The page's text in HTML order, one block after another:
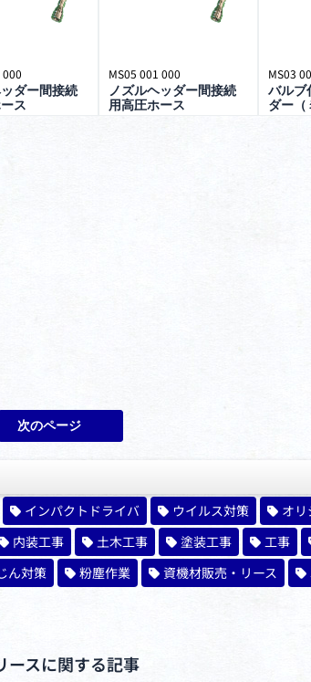
000
ダー間接続
ス
MS05 001 000
ノズルヘッダー間接続
用高圧ホース
MS03
バルブ
ダー（
次のページ
インパクトドライバ ウイルス対策
オ
内装工事 土木工事 塗装工事 工事
ん対策 粉塵作業 資機材販売・リース
ースに関する記事